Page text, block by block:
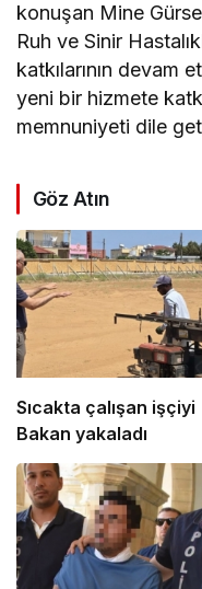
konuşan Mine
Ruh ve Sinir
katkılarının devam
yeni bir hizmete
memnuniyeti dile
Göz Atın
Sıcakta çalışan işçiyi
Bakan yakaladı